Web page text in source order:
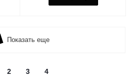
Показать еще
2 3 4